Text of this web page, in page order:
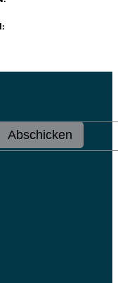
Abschicken